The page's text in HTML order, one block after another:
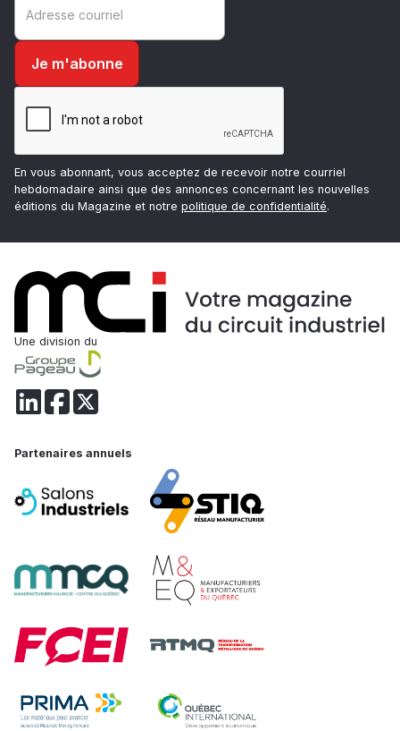
En vous abonnant, vous acceptez de recevoir notre courriel
hebdomadaire ainsi que des annonces concernant les nouvelles
éditions du Magazine et notre politique de confidentialité.
Une division du
Partenaires annuels